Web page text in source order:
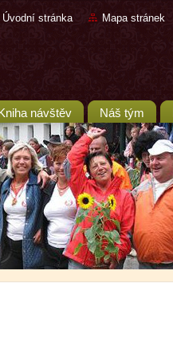
Úvodní stránka Mapa stránek
Kniha návštěv Náš tým